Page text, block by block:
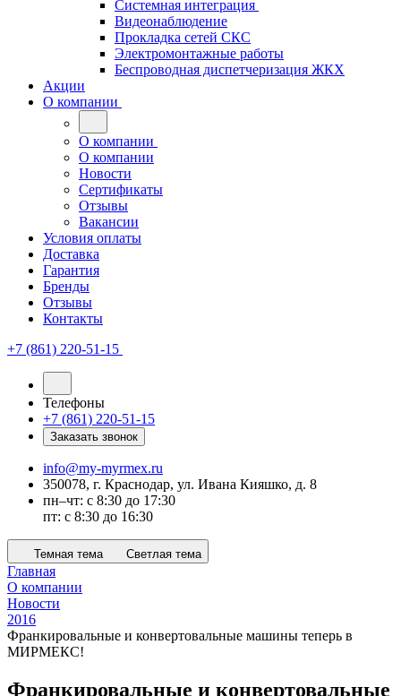
Системная интеграция
Видеонаблюдение
Прокладка сетей СКС
Электромонтажные работы
Беспроводная диспетчеризация ЖКХ
Акции
О компании
О компании
О компании
Новости
Сертификаты
Отзывы
Вакансии
Условия оплаты
Доставка
Гарантия
Бренды
Отзывы
Контакты
+7 (861) 220-51-15
Телефоны
+7 (861) 220-51-15
Заказать звонок
info@my-myrmex.ru
350078, г. Краснодар, ул. Ивана Кияшко, д. 8
пн–чт: с 8:30 до 17:30
пт: с 8:30 до 16:30
Темная тема Светлая тема
Главная
О компании
Новости
2016
Франкировальные и конвертовальные машины теперь в
МИРМЕКС!
Франкировальные и конвертовальные